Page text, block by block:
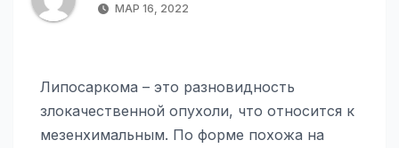
МАР 16, 2022
Липосаркома – это разновидность
злокачественной опухоли, что относится к
мезенхимальным. По форме похожа на